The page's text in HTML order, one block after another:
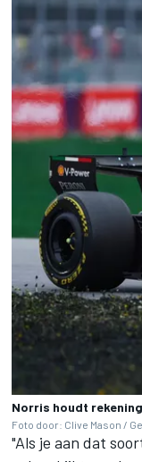
Norris houdt
Foto door: Clive Mason /
"Als je aan dat